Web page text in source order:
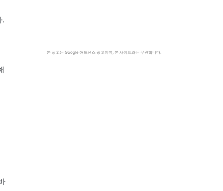
.
본 광고는 Google 애드센스 광고이며, 본 사이트와는 무관합니다.